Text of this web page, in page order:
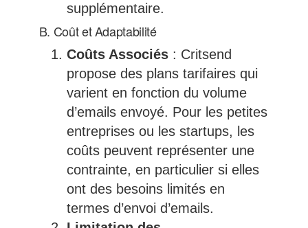
supplémentaire.
B. Coût et Adaptabilité
Coûts Associés: Critsend
propose des plans tarifaires qui
varient en fonction du volume
d’emails envoyé. Pour les petites
entreprises ou les startups, les
coûts peuvent représenter une
contrainte, en particulier si elles
ont des besoins limités en
termes d’envoi d’emails.